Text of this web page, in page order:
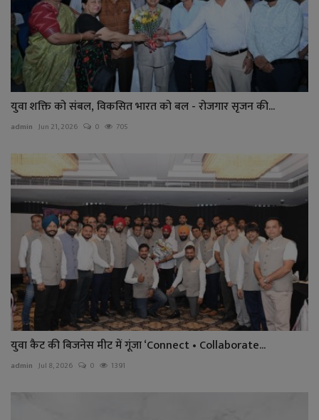
युवा शक्ति को संबल, विकसित भारत को बल - रोजगार सृजन की...
admin Jun 21, 2026 0 705
युवा कैट की बिजनेस मीट में गूंजा ‘Connect • Collaborate...
admin Jul 8, 2026 0 1391